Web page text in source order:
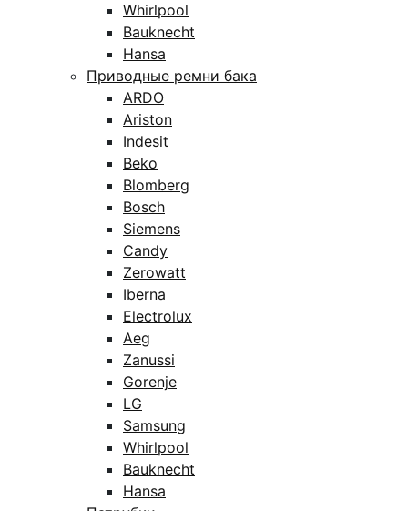
Whirlpool
Bauknecht
Hansa
Приводные ремни бака
ARDO
Ariston
Indesit
Beko
Blomberg
Bosch
Siemens
Candy
Zerowatt
Iberna
Electrolux
Aeg
Zanussi
Gorenje
LG
Samsung
Whirlpool
Bauknecht
Hansa